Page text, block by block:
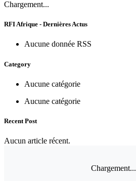
Chargement...
RFI Afrique - Dernières Actus
Aucune donnée RSS
Category
Aucune catégorie
Aucune catégorie
Recent Post
Aucun article récent.
Chargement...